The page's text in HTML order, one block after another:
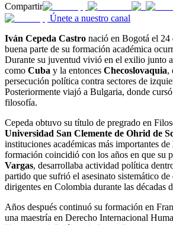
Compartir
Únete a nuestro canal
Iván Cepeda Castro nació en Bogotá el
buena parte de su formación académica
Durante su juventud vivió en el exilio junto
como Cuba y la entonces Checoslovaquia,
persecución política contra sectores de
Posteriormente viajó a Bulgaria, donde
filosofía.
Cepeda obtuvo su título de pregrado en
Universidad San Clemente de Ohrid de
instituciones académicas más importantes de
formación coincidió con los años en que su
Vargas, desarrollaba actividad política
partido que sufrió el asesinato sistemático
dirigentes en Colombia durante las décadas
Años después continuó su formación en
una maestría en Derecho Internacional